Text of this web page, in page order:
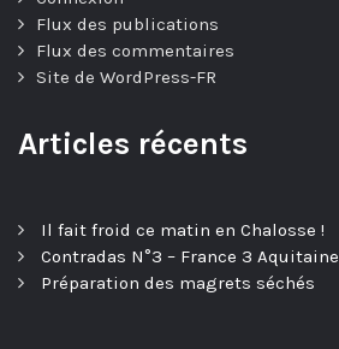
Flux des publications
Flux des commentaires
Site de WordPress-FR
Articles récents
Il fait froid ce matin en Chalosse !
Contradas N°3 – France 3 Aquitaine
Préparation des magrets séchés